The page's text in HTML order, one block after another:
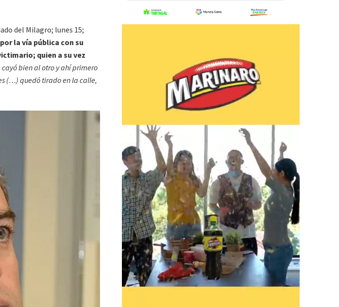
del Milagro; lunes 15;
la vía pública con su
quien a su vez
bien al otro y ahí primero
(…) quedó tirado en la calle,